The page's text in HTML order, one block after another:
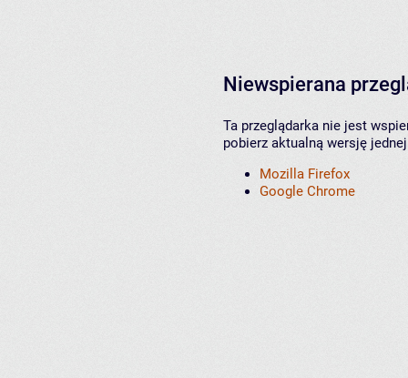
Niewspierana
Ta przeglądarka nie jest
pobierz aktualną wersję
Mozilla Firefox
Google Chrome